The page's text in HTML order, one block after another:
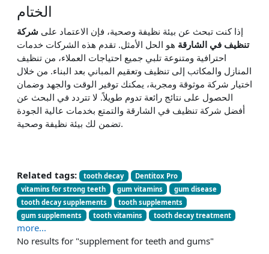
الختام
إذا كنت تبحث عن بيئة نظيفة وصحية، فإن الاعتماد على شركة
تنظيف في الشارقة هو الحل الأمثل. تقدم هذه الشركات خدمات
احترافية ومتنوعة تلبي جميع احتياجات العملاء، من تنظيف
المنازل والمكاتب إلى تنظيف وتعقيم المباني بعد البناء. من خلال
اختيار شركة موثوقة ومجربة، يمكنك توفير الوقت والجهد وضمان
الحصول على نتائج رائعة تدوم طويلاً. لا تتردد في البحث عن
أفضل شركة تنظيف في الشارقة والتمتع بخدمات عالية الجودة
تضمن لك بيئة نظيفة وصحية.
Related tags: tooth decay
Dentitox Pro
vitamins for strong teeth
gum vitamins
gum disease
tooth decay supplements
tooth supplements
gum supplements
tooth vitamins tooth decay treatment
more...
No results for "supplement for teeth and gums"